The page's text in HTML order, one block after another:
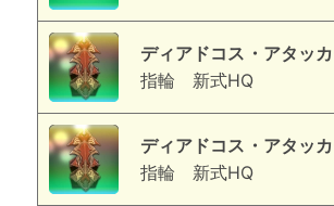
ディアドコス・アタッ
指輪
新式HQ
ディアドコス・アタッ
指輪
新式HQ